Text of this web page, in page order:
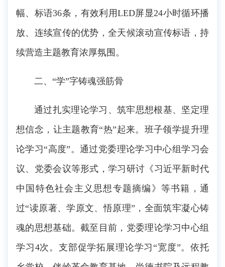
幅、标语36条，有效利用LED屏显24小时循环播
放、连续宣传的优势，全天候滚动宣传标语，持
续营造主题教育浓厚氛围。
二、“学”字铸魂强筋骨
通过扎实理论学习、筑牢思想根基、坚定理
想信念，让主题教育“热”起来。班子领学提升理
论学习“高度”。通过党委理论学习中心组学习会
议、党委会议等形式，学习研讨《习近平新时代
中国特色社会主义思想专题摘编》等书籍，通
过“读原著、学原文、悟原理”，全面筑牢凝心铸
魂的思想基础。截至目前，党委理论学习中心组
学习4次。支部促学拓展理论学习“宽度”。依托